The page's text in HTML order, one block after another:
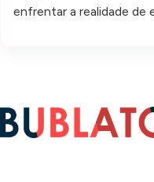
enfrentar a realidade de